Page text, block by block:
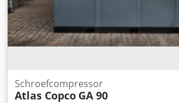
Schroefcompressor
Atlas Copco GA 90